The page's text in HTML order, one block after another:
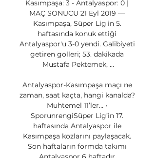
Kasımpaşa: 3 - Antalyaspor: 0 |
MAÇ SONUCU 21 Eyl 2019 —
Kasımpaşa, Süper Lig'in 5.
haftasında konuk ettiği
Antalyaspor'u 3-0 yendi. Galibiyeti
getiren golleri; 53. dakikada
Mustafa Pektemek, ...
Antalyaspor-Kasımpaşa maçı ne
zaman, saat kaçta, hangi kanalda?
Muhtemel 11’ler… •
SporunrengiSüper Lig’in 17.
haftasında Antalyaspor ile
Kasımpaşa kozlarını paylaşacak.
Son haftaların formda takımı